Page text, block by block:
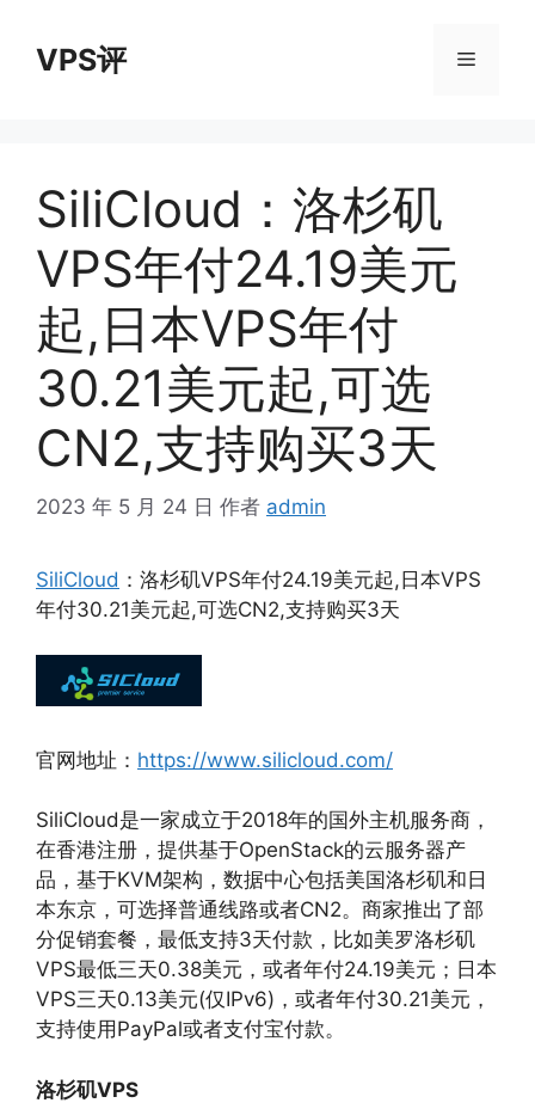
VPS评 菜
SiliCloud：洛杉矶
VPS年付24.19美元
起,日本VPS年付
30.21美元起,可选
CN2,支持购买3天
2023 年 5 月 24 日 作者 admin
SiliCloud ：洛杉矶VPS年付24.19美元起,日本VPS
年付30.21美元起,可选CN2,支持购买3天
官网地址： https://www.silicloud.com/
SiliCloud是一家成立于2018年的国外主机服务商，
在香港注册，提供基于OpenStack的云服务器产
品，基于KVM架构，数据中心包括美国洛杉矶和日
本东京，可选择普通线路或者CN2。商家推出了部
分促销套餐，最低支持3天付款，比如美罗洛杉矶
VPS最低三天0.38美元，或者年付24.19美元；日本
VPS三天0.13美元(仅IPv6)，或者年付30.21美元，
支持使用PayPal或者支付宝付款。
洛杉矶VPS